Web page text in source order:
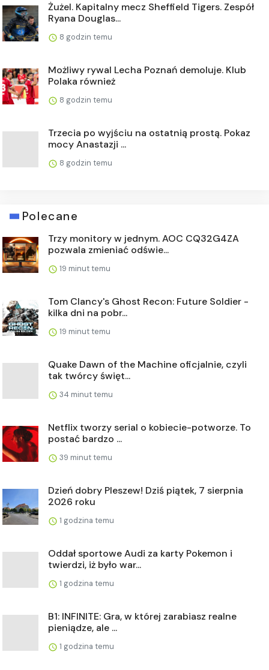
Żużel. Kapitalny mecz Sheffield Tigers. Zespół
Ryana Douglas...
8 godzin temu
Możliwy rywal Lecha Poznań demoluje. Klub
Polaka również
8 godzin temu
Trzecia po wyjściu na ostatnią prostą. Pokaz
mocy Anastazji ...
8 godzin temu
Polecane
Trzy monitory w jednym. AOC CQ32G4ZA
pozwala zmieniać odświe...
19 minut temu
Tom Clancy's Ghost Recon: Future Soldier -
kilka dni na pobr...
19 minut temu
Quake Dawn of the Machine oficjalnie, czyli
tak twórcy święt...
34 minut temu
Netflix tworzy serial o kobiecie-potworze. To
postać bardzo ...
39 minut temu
Dzień dobry Pleszew! Dziś piątek, 7 sierpnia
2026 roku
1 godzina temu
Oddał sportowe Audi za karty Pokemon i
twierdzi, iż było war...
1 godzina temu
B1: INFINITE: Gra, w której zarabiasz realne
pieniądze, ale ...
1 godzina temu